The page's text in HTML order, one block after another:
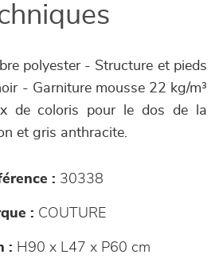
polyester - Structure et pieds
- Garniture mousse 22 kg/m³
de coloris pour le dos de la
et gris anthracite.
: 30338
: COUTURE
: H90 x L47 x P60 cm